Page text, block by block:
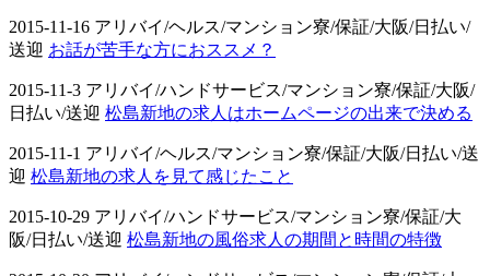
2015-11-16 アリバイ/ヘルス/マンション寮/保証/大阪/日払い/
送迎 お話が苦手な方におススメ？
2015-11-3 アリバイ/ハンドサービス/マンション寮/保証/大阪/
日払い/送迎 松島新地の求人はホームページの出来で決める
2015-11-1 アリバイ/ヘルス/マンション寮/保証/大阪/日払い/送
迎 松島新地の求人を見て感じたこと
2015-10-29 アリバイ/ハンドサービス/マンション寮/保証/大
阪/日払い/送迎 松島新地の風俗求人の期間と時間の特徴